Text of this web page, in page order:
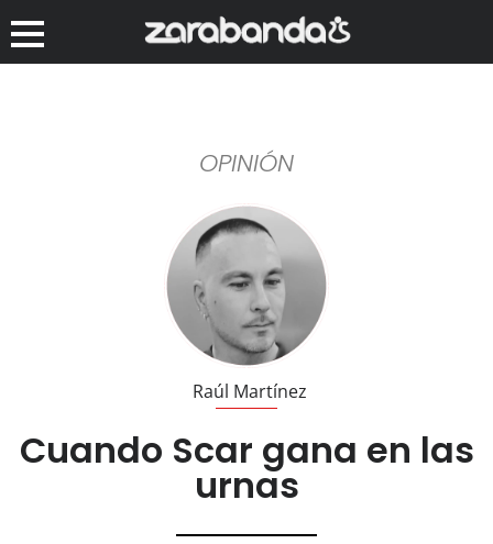
OPINIÓN
Raúl Martínez
Cuando Scar gana en las
urnas